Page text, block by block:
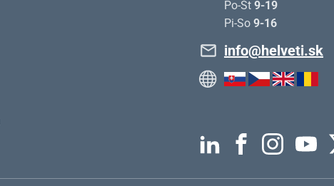
Po-Št 9-19
Pi-So 9-16
info@helveti.sk